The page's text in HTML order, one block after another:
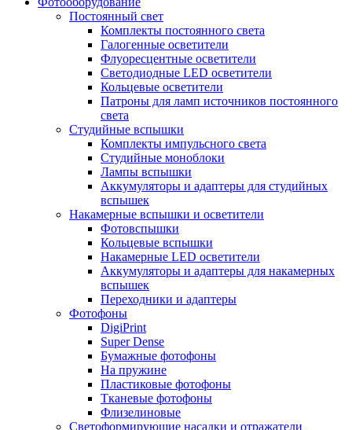
Постоянный свет
Комплекты постоянного света
Галогенные осветители
Флуоресцентные осветители
Светодиодные LED осветители
Кольцевые осветители
Патроны для ламп источников постоянного
света
Студийные вспышки
Комплекты импульсного света
Студийные моноблоки
Лампы вспышки
Аккумуляторы и адаптеры для студийных
вспышек
Накамерные вспышки и осветители
Фотовспышки
Кольцевые вспышки
Накамерные LED осветители
Аккумуляторы и адаптеры для накамерных
вспышек
Переходники и адаптеры
Фотофоны
DigiPrint
Super Dense
Бумажные фотофоны
На пружине
Пластиковые фотофоны
Тканевые фотофоны
Флизелиновые
Светоформирующие насадки и отражатели